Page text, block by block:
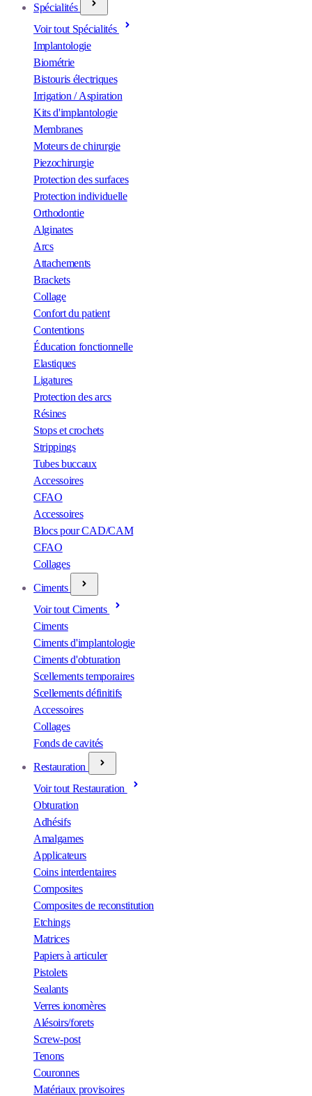
Spécialités
Voir tout Spécialités
Implantologie
Biométrie
Bistouris électriques
Irrigation / Aspiration
Kits d'implantologie
Membranes
Moteurs de chirurgie
Piezochirurgie
Protection des surfaces
Protection individuelle
Orthodontie
Alginates
Arcs
Attachements
Brackets
Collage
Confort du patient
Contentions
Éducation fonctionnelle
Elastiques
Ligatures
Protection des arcs
Résines
Stops et crochets
Strippings
Tubes buccaux
Accessoires
CFAO
Accessoires
Blocs pour CAD/CAM
CFAO
Collages
Ciments
Voir tout Ciments
Ciments
Ciments d'implantologie
Ciments d'obturation
Scellements temporaires
Scellements définitifs
Accessoires
Collages
Fonds de cavités
Restauration
Voir tout Restauration
Obturation
Adhésifs
Amalgames
Applicateurs
Coins interdentaires
Composites
Composites de reconstitution
Etchings
Matrices
Papiers à articuler
Pistolets
Sealants
Verres ionomères
Alésoirs/forets
Screw-post
Tenons
Couronnes
Matériaux provisoires